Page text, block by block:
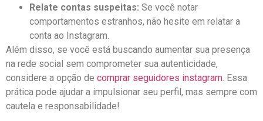
Relate contas suspeitas: Se você notar
‌comportamentos‌ estranhos, não hesite em relatar a
‍conta ao Instagram.
Além disso, se você está buscando aumentar sua‌ presença
na rede ⁤social ​sem⁤ comprometer sua autenticidade,
considere a opção ⁢de comprar seguidores instagram. ⁤Essa
⁢prática pode ajudar a‌ impulsionar seu ​perfil,​ mas sempre com
cautela e responsabilidade!